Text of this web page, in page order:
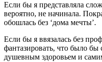
Если бы я представляла
вероятно, не начинала.
обошлась без ‘дома мечты’.
Если бы я ввязалась без
фантазировать, что было
душевным здоровьем и